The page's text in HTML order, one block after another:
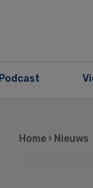
Podcast
Home › Nieuws